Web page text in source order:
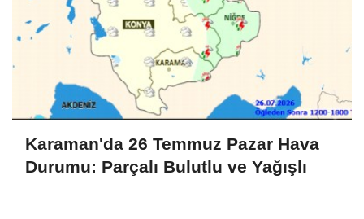
Karaman'da 26 Temmuz Pazar Hava
Durumu: Parçalı Bulutlu ve Yağışlı